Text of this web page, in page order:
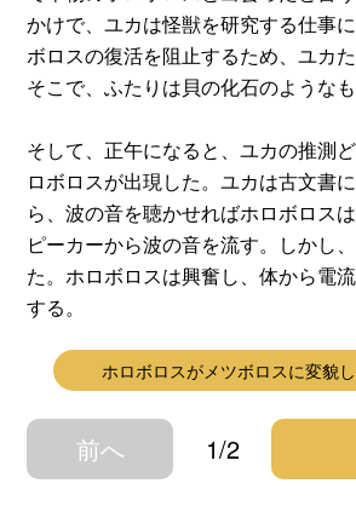
かけで、ユカは怪獣を研究する仕事
ボロスの復活を阻止するため、ユカた
そこで、ふたりは貝の化石のようなも
そして、正午になると、ユカの推測
ロボロスが出現した。ユカは古文書
ら、波の音を聴かせればホロボロス
ピーカーから波の音を流す。しかし
た。ホロボロスは興奮し、体から電
する。
ホロボロスがメツボロスに変貌
前へ 1/2